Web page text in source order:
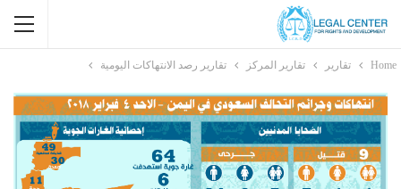
Home تقارير تقارير المركز تقارير رصد الانتهاكات اليومية